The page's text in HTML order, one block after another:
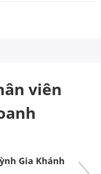
viên
Gia Khánh